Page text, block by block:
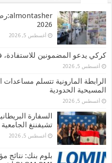
2026
أغسطس 5, 2026
كركي يدعو المضمونين للاستفادة،
أغسطس 5, 2026
الرابطة المارونية تتسلم مساعدات
المسيحية الحدودية
أغسطس 5, 2026
السفارة
تشيفننغ
أغسطس 5, 2026
بلوم بنك: نتائج